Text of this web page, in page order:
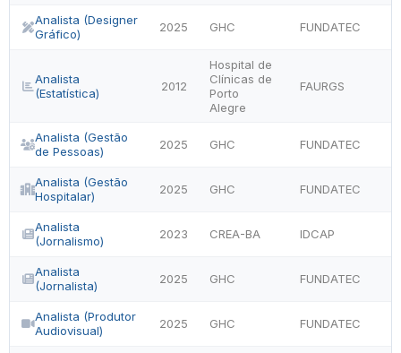
Analista (Designer
Gráfico)
2025 GHC FUNDATEC
Analista
(Estatística)
2012
Hospital de
Clínicas de
Porto
Alegre
FAURGS
Analista (Gestão
de Pessoas)
2025 GHC FUNDATEC
Analista (Gestão
Hospitalar)
2025 GHC FUNDATEC
Analista
(Jornalismo)
2023 CREA-BA IDCAP
Analista
(Jornalista)
2025 GHC FUNDATEC
Analista (Produtor
Audiovisual)
2025 GHC FUNDATEC